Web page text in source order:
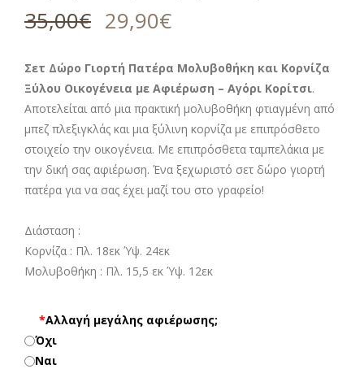
35,00€ 29,90€
Σετ Δώρο Γιορτή Πατέρα Μολυβοθήκη και Κορνίζα
Ξύλου Οικογένεια με Αφιέρωση – Αγόρι Κορίτσι.
Αποτελείται από μια πρακτική μολυβοθήκη φτιαγμένη από
μπεζ πλεξιγκλάς και μια ξύλινη κορνίζα με επιπρόσθετο
στοιχείο την οικογένεια. Με επιπρόσθετα ταμπελάκια με
την δική σας αφιέρωση. Ένα ξεχωριστό σετ δώρο γιορτή
πατέρα για να σας έχει μαζί του στο γραφείο!
Διάσταση :
Κορνίζα : Πλ. 18εκ Ύψ. 24εκ
Μολυβοθήκη : Πλ. 15,5 εκ Ύψ. 12εκ
*Αλλαγή μεγάλης αφιέρωσης;
Όχι
Ναι